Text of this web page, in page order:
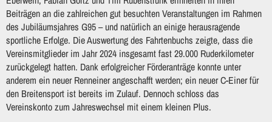
Beiträgen an die zahlreichen gut besuchten Veranstaltungen im Rahmen
des Jubiläumsjahres G95 – und natürlich an einige herausragende
sportliche Erfolge. Die Auswertung des Fahrtenbuchs zeigte, dass die
Vereinsmitglieder im Jahr 2024 insgesamt fast 29.000 Ruderkilometer
zurückgelegt hatten. Dank erfolgreicher Förderanträge konnte unter
anderem ein neuer Renneiner angeschafft werden; ein neuer C-Einer für
den Breitensport ist bereits im Zulauf. Dennoch schloss das
Vereinskonto zum Jahreswechsel mit einem kleinen Plus.